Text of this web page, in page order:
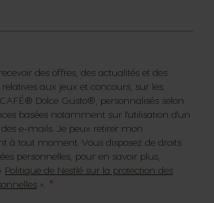
des offres, des actualités et des
aux jeux et concours, sur les
Dolce Gusto®, personnalisés selon
basées notamment sur l'utilisation d'un
e-mails. Je peux retirer mon
à tout moment. Vous disposez de droits
personnelles, pour en savoir plus,
Politique de Nestlé sur la protection des
».